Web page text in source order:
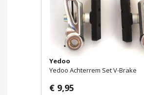
Yedoo
Yedoo Achterrem Set V-Brake
€ 9,95